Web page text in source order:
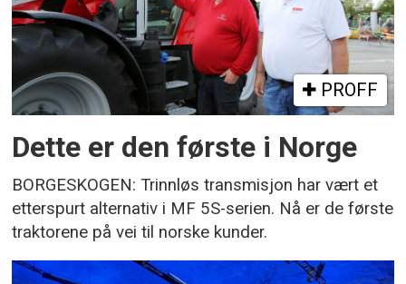
PROFF
Dette er den første i Norge
BORGESKOGEN: Trinnløs transmisjon har vært et
etterspurt alternativ i MF 5S-serien. Nå er de første
traktorene på vei til norske kunder.